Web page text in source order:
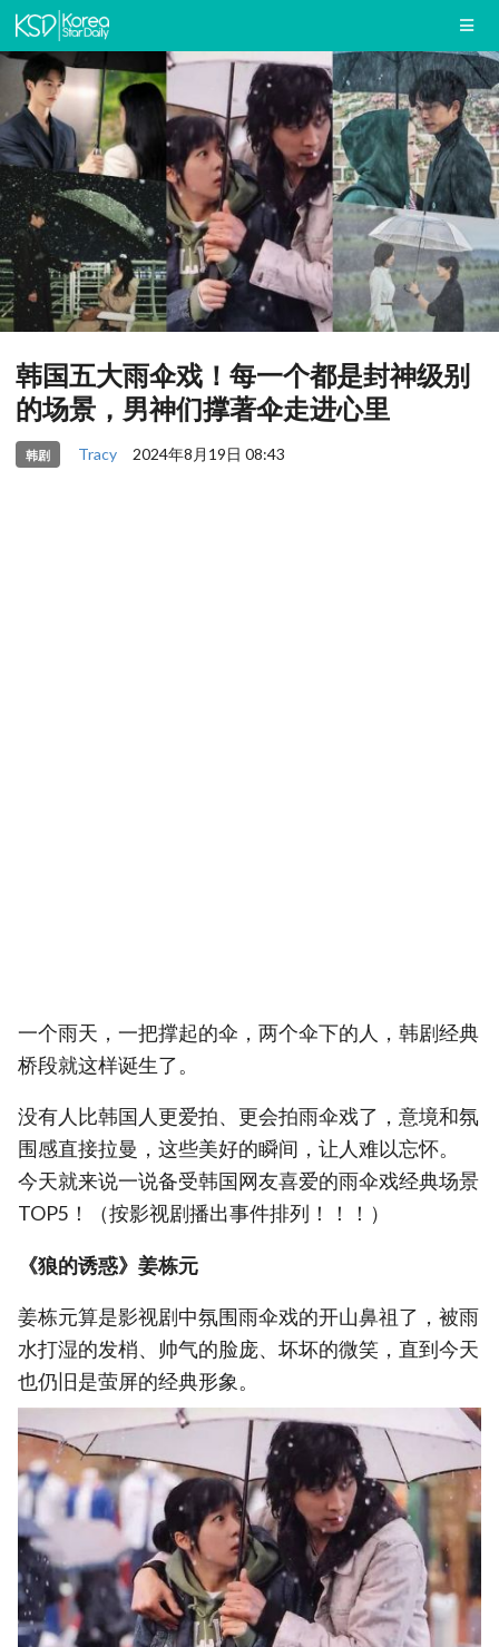
韩国五大雨伞戏！每一个都是封神级别
的场景，男神们撑著伞走进心里
韩剧 Tracy 2024年8月19日 08:43
一个雨天，一把撑起的伞，两个伞下的人，韩剧经典
桥段就这样诞生了。
没有人比韩国人更爱拍、更会拍雨伞戏了，意境和氛
围感直接拉曼，这些美好的瞬间，让人难以忘怀。
今天就来说一说备受韩国网友喜爱的雨伞戏经典场景
TOP5！（按影视剧播出事件排列！！！）
《狼的诱惑》姜栋元
姜栋元算是影视剧中氛围雨伞戏的开山鼻祖了，被雨
水打湿的发梢、帅气的脸庞、坏坏的微笑，直到今天
也仍旧是萤屏的经典形象。